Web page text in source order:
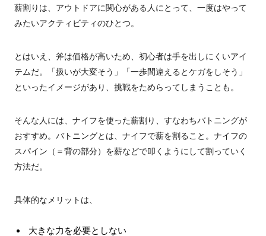
薪割りは、アウトドアに関心がある人にとって、一度はやって
みたいアクティビティのひとつ。
とはいえ、斧は価格が高いため、初心者は手を出しにくいアイ
テムだ。「扱いが大変そう」「一歩間違えるとケガをしそう」
といったイメージがあり、挑戦をためらってしまうことも。
そんな人には、ナイフを使った薪割り、すなわちバトニングが
おすすめ。バトニングとは、ナイフで薪を割ること。ナイフの
スパイン（＝背の部分）を薪などで叩くようにして割っていく
方法だ。
具体的なメリットは、
大きな力を必要としない